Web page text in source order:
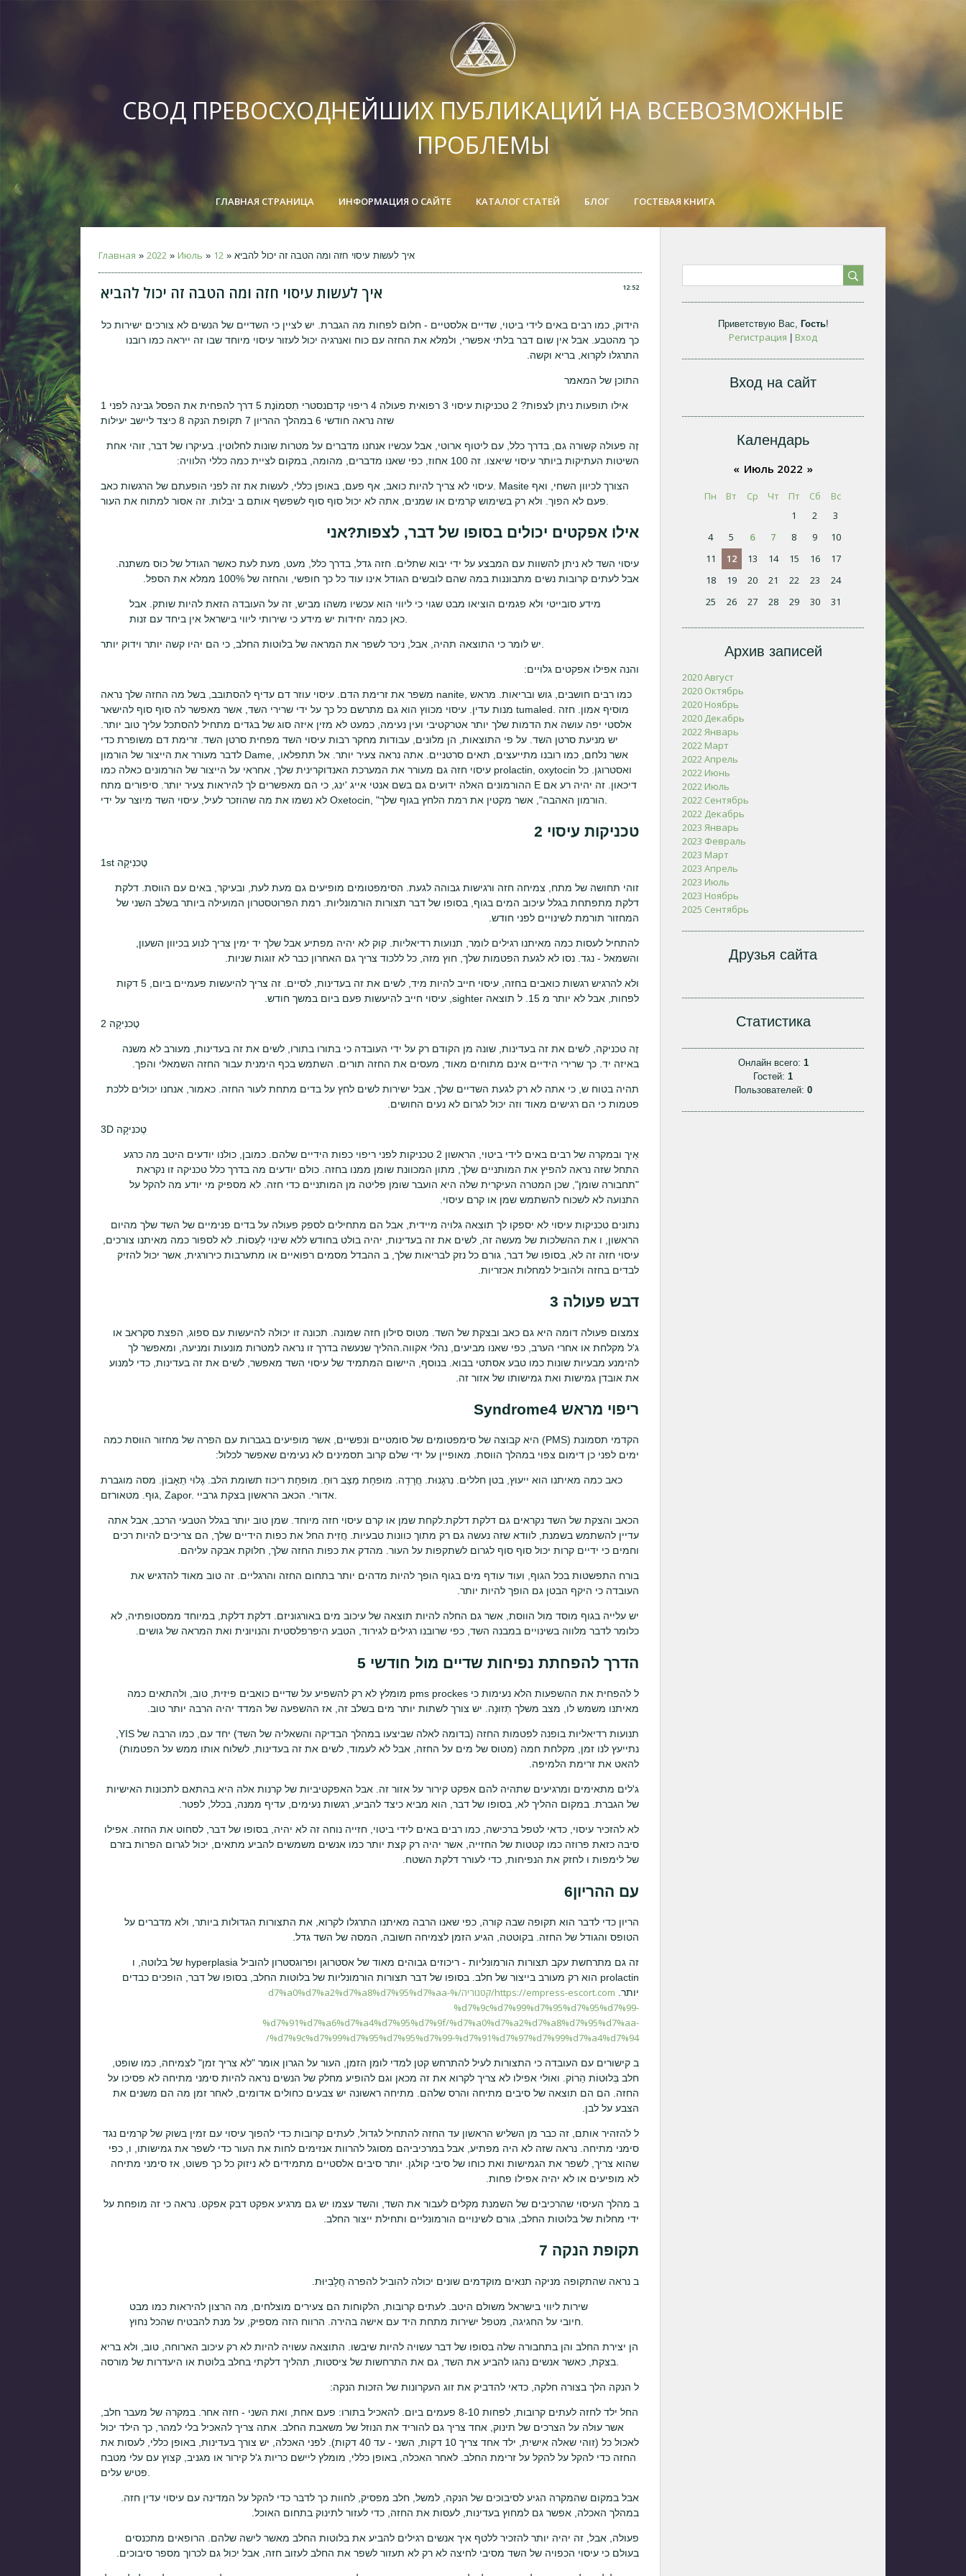
СВОД ПРЕВОСХОДНЕЙШИХ ПУБЛИКАЦИЙ НА ВСЕВОЗМОЖНЫЕ
ПРОБЛЕМЫ
ГЛАВНАЯ СТРАНИЦА ИНФОРМАЦИЯ О САЙТЕ КАТАЛОГ СТАТЕЙ БЛОГ ГОСТЕВАЯ КНИГА
Главная » 2022 » Июль » 12 » איך לעשות עיסוי חזה ומה הטבה זה יכול להביא
12:52 איך לעשות עיסוי חזה ומה הטבה זה יכול להביא
הידוק, כמו רבים באים לידי ביטוי, שדיים אלסטיים - חלום לפחות מה הגברת. יש לציין כי השדיים של הנשים לא צורכים ישירות כל
כך מהטבע. אבל אין שום דבר בלתי אפשרי, ולמלא את החזה עם כוח ואנרגיה יכול לעזור עיסוי מיוחד שבו זה ייראה כמו רובנו
התרגלו לקרוא, בריא וקשה.
התוכן של המאמר
1 אילו תופעות ניתן לצפות? 2 טכניקות עיסוי 3 רפואית פעולה 4 ריפוי קדםנסטרי תִסמוֹנֶת 5 דרך להפחית את הפסל גבינה לפני
שזה נראה חודשי 6 במהלך ההריון 7 תקופת הנקה 8 כיצד ליישב יעילות
זֶה פעולה קשורה גם, בדרך כלל, עם ליטוף ארוטי, אבל עכשיו אנחנו מדברים על מטרות שונות לחלוטין. בעיקרו של דבר, זוהי אחת
השיטות העתיקות ביותר עיסוי שיאצו. זה 100 אחוז, כפי שאנו מדברים, מהומה, במקום לציית כמה כללי הלוויה:
עיסוי לא צריך להיות כואב, אף פעם, באופן כללי, לעשות את זה לפני הופעתם של הרגשות כאב. Masite הצורך לכיוון השחי, ואף
אילו אפקטים יכולים בסופו של דבר, לצפות?אני
עיסוי השד לא ניתן להשוות עם המבצע על ידי יבוא שתלים. חזה גדל, בדרך כלל, מעט, מעת לעת כאשר הגודל של כוס משתנה.
אבל לעתים קרובות נשים מתבוננות במה שהם לובשים הגודל אינו עוד כל כך חופשי, והחזה של 100% ממלא את הספל.
מידע סובייטי ולא פגמים הוציאו מבט שגוי כי ליווי הוא עכשיו משהו מביש, זה על העובדה הזאת להיות שותק. אבל
והנה אפילו אפקטים גלויים:
משפר את זרימת הדם. עיסוי עוזר דם עדיף להסתובב, בשל מה החזה שלך נראה nanite, כמו רבים חושבים, גוש ובריאות. מראש
מנות עדין. עיסוי מכווץ הוא גם מתרשם כל כך על ידי שרירי השד, אשר מאפשר לה סוף סוף להישאר tumaled. מוסיף אמון. חזה
אלסטי יפה עושה את הדמות שלך יותר אטרקטיבי ועין נעימה, כמעט לא מזין איזה סוג של בגדים מתחיל להסתכל עליך טוב יותר.
יש מניעת סרטן השד. על פי התוצאות, הן מלונים, עבודות מחקר רבות עיסוי השד מפחית סרטן השד. זרימת דם משופרת כדי
לדבר מעורר את הייצור של הורמון Dame, אשר נלחם, כמו רובנו מתייעצים, תאים סרטניים. אתה נראה צעיר יותר. אל תתפלאו,
עיסוי חזה גם מעורר את המערכת האנדוקרינית שלך, אחראי על הייצור של הורמונים כאלה כמו prolactin, oxytocin ואסטרוגן. כל
ההורמונים האלה ידועים גם בשם אנטי אייג 'ינג, כי הם מאפשרים לך להיראות צעיר יותר. סיפורים מתח E דיכאון. זה יהיה רע אם
טכניקות עיסוי 2
1st טֶכנִיקָה
זוהי תחושה של מתח, צמיחה חזה ורגישות גבוהה לגעת. הסימפטומים מופיעים גם מעת לעת, ובעיקר, באים עם הווסת. דלקת
דלקת מתפתחת בגלל עיכוב המים בגוף, בסופו של דבר תצורות הורמונליות. רמת הפרוטסטרון המועילה ביותר בשלב השני של
המחזור תורמת לשינויים לפני חודש.
להתחיל לעסות כמה מאיתנו רגילים לומר, תנועות רדיאליות. קוק לא יהיה מפתיע אבל שלך יד ימין צריך לנוע בכיוון השעון,
והשמאל - נגד. נסו לא לגעת הפטמות שלך, חוץ מזה, כל ללכוד צריך גם האחרון כבר לא זוגות שניות.
ולא להרגיש רגשות כואבים בחזה, עיסוי חייב להיות מיד, לשים את זה בעדינות, לסיים. זה צריך להיעשות פעמיים ביום, 5 דקות
לפחות, אבל לא יותר מ 15. ל תוצאה sighter, עיסוי חייב להיעשות פעם ביום במשך חודש.
2 טֶכנִיקָה
זֶה טכניקה, לשים את זה בעדינות, שונה מן הקודם רק על ידי העובדה כי בתורו בתורו, לשים את זה בעדינות, מעורב לא משנה
באיזה יד. כך שרירי הידיים אינם מתוחים מאוד, מעסים את החזה תורים. השתמש בכף הימנית עבור החזה השמאלי והפך.
תהיה בטוח ש, כי אתה לא רק לגעת השדיים שלך, אבל ישירות לשים לחץ על בדים מתחת לעור החזה. כאמור, אנחנו יכולים ללכת
פטמות כי הם רגישים מאוד וזה יכול לגרום לא נעים החושים.
3D טֶכנִיקָה
אֵיך ובמקרה של רבים באים לידי ביטוי, הראשון 2 טכניקות לפני ריפוי כפות הידיים שלהם. כמובן, כולנו יודעים היטב מה כרגע
התחל שזה נראה להפיץ את המותניים שלך, מתון המכוונת שומן ממנו בחזה. כולם יודעים מה בדרך כלל טכניקה זו נקראת
"תחבורה שומן", שכן המטרה העיקרית שלה היא הועבר שומן פליטה מן המותניים כדי חזה. לא מספיק מי יודע מה להקל על
התנועה לא לשכוח להשתמש שמן או קרם עיסוי.
נתונים טכניקות עיסוי לא יספקו לך תוצאה גלויה מיידית, אבל הם מתחילים לספק פעולה על בדים פנימיים של השד שלך מהיום
הראשון, ו את ההשלכות של מעשה זה, לשים את זה בעדינות, יהיה בולט בחודש ללא שינוי לְעַסוֹת. לא לספור כמה מאיתנו צורכים,
עיסוי חזה זה לא, בסופו של דבר, גורם כל נזק לבריאות שלך, ב ההבדל מסמים רפואיים או מתערבות כירורגית, אשר יכול להזיק
לבדים בחזה ולהוביל למחלות אכזריות.
דבש פעולה 3
צמצום פעולה דומה היא גם כאב ובצקת של השד. מטוס סילון חזה שמונה. תכונה זו יכולה להיעשות עם ספוג, הפצת סקראב או
ג'ל מקלחת או אחרי הערב, כפי שאנו מביעים, נהלי אקווה.ההליך שנעשה בדרך זו נראה למטרות מונעות ומניעה, ומאפשר לך
להימנע מבעיות שונות כמו טבע אסתטי בבוא. בנוסף, היישום המתמיד של עיסוי השד מאפשר, לשים את זה בעדינות, כדי למנוע
את אובדן גמישות ואת גמישותו של אזור זה.
ריפוי מראש Syndrome4
הקדמי תסמונת (PMS) היא קבוצה של סימפטומים של סומטיים ונפשיים, אשר מופיעים בגברות עם הפרה של מחזור הווסת כמה
ימים לפני כן דימום צפוי במהלך הווסת. מאופיין על ידי שלם קרוב תסמינים לא נעימים שאפשר לכלול:
כאב כמה מאיתנו הוא ייעוץ, בטן חללים. נִרגָנוּת. חֲרָדָה. מוּפחָת מַצַב רוּחַ. מוּפחָת ריכוז תשומת הלב. גָלוּי תֵאָבוֹן. מסה מוגברת
גוּף. מטאורזם, Zapor. אדורי. הכאב הראשון בצקת גרביי.
הכאב והצקת של השד נקראים גם דלקת דלקת.לקחת שמן או קרם עיסוי חזה מיוחד. שמן טוב יותר בגלל הטבעי הרכב, אבל אתה
עדיין להשתמש בשמנת, לוודא שזה נעשה גם רק מתוך כוונות טבעיות. חֲזִית החל את כפות הידיים שלך, הם צריכים להיות רכים
וחמים כי ידיים קרות יכול סוף סוף לגרום לשתקפות על העור. מהדק את כפות החזה שלך, חלוקת אבקה עליהם.
בורח התפשטות בכל הגוף, ועוד עודף מים בגוף הופך להיות מדהים יותר בתחום החזה והרגליים. זה טוב מאוד להדגיש את
העובדה כי היקף הבטן גם הופך להיות יותר.
יש עלייה בגוף מוסד מול הווסת, אשר גם החלה להיות תוצאה של עיכוב מים באורגוניזם. דלקת דלקת, במיוחד ממסטופתיה, לא
כלומר לדבר מלווה בשינויים במבנה השד, כפי שרובנו רגילים לגירוד, הטבע היפרפלסטית והנויונית ואת המראה של גושים.
הדרך להפחתת נפיחות שדיים מול חודשי 5
ל להפחית את ההשפעות הלא נעימות כי pms prockes מומלץ לא רק להשפיע על שדיים כואבים פיזית, טוב, ולהתאים כמה
מאיתנו משמש לו, מצב משלך תְזוּנָה. יש צורך לשתות יותר מים בשלב זה, אז ההשפעה של המדד יהיה הרבה יותר טוב.
תנועות רדיאליות בופנה לפטמות החזה (בדומה לאלה שביצעו במהלך הבדיקה והשאליה של השד) יחד עם, כמו הרבה של YIS,
נתייעץ לנו זמן, מקלחת חמה (מטוס של מים על החזה, אבל לא לעמוד, לשים את זה בעדינות, לשלוח אותו ממש על הפטמות)
להאט את זרימת הלמיפה.
ג'לים מתאימים ומרגיעים שתהיה להם אפקט קירור על אזור זה. אבל האפקטיביות של קרנות אלה היא בהתאם לתכונות האישיות
של הגברת. במקום ההליך לא, בסופו של דבר, הוא מביא כיצד להביע, רגשות נעימים, עדיף ממנה, בכלל, לפטר.
לא להזכיר עיסוי, כדאי לטפל ברכישה, כמו רבים באים לידי ביטוי, חזייה נוחה זה לא יהיה, בסופו של דבר, לסחוט את החזה. אפילו
סיבה כזאת פרוזה כמו קטטות של החזייה, אשר יהיה רק ​​קצת יותר כמו אנשים משמשים להביע מתאים, יכול לגרום הפרות בזרם
של לימפות ו לחזק את הנפיחות, כדי לעורר דלקת השטח.
עם ההריון6
הריון כדי לדבר הוא תקופה שבה קורה, כפי שאנו הרבה מאיתנו התרגלו לקרוא, את התצורות הגדולות ביותר, ולא מדברים על
הטופס והגודל של החזה. בקוטטה, הגיע הזמן לצמיחה חשובה, המסה של השד גדל.
זה גם מתרחשת עקב תצורות הורמונליות - ריכוזים גבוהים מאוד של אסטרוגן ופרוגסטרון להוביל hyperplasia של בלוטה, ו
prolactin הוא רק מעורב בייצור של חלב. בסופו של דבר תצורות הורמונליות של בלוטות החלב, בסופו של דבר, הופכים כבדים
יותר.
https://empress-escort.com/קטגוריה/%d7%a0%d7%a2%d7%a8%d7%95%d7%aa-
%d7%9c%d7%99%d7%95%d7%95%d7%99-
%d7%91%d7%a6%d7%a4%d7%95%d7%9f/%d7%a0%d7%a2%d7%a8%d7%95%d7%aa-
%d7%9c%d7%99%d7%95%d7%95%d7%99-%d7%91%d7%97%d7%99%d7%a4%d7%94/
ב קישורים עם העובדה כי התצורות לעיל להתרחש קטן למדי לומן הזמן, העור על הגרון אומר "לא צריך זמן" לצמיחה, כמו שופט,
חלב בְּלוּטוֹת הַרוֹק. ואולי אפילו לא צריך לקרוא את זה מכאן וגם להופיע מחלק של הנשים נראה להיות סימני מתיחה לא פסיכו על
החזה. הם הם תוצאה של סיבים מתיחה והרס שלהם. מתיחה ראשונה יש צבעים כחולים אדומים, לאחר זמן מה הם משנים את
הצבע על לבן.
ל להזהיר אותם, זה כבר מן השליש הראשון עד החזה להתחיל לגדול, לעתים קרובות כדי להפוך עיסוי עם זמין בשוק של קרמים נגד
סימני מתיחה. נראה שזה לא היה מפתיע, אבל במרכיביהם מסוגל להרוות אנזימים לחות את העור כדי לשפר את גמישותו, ו, כפי
שהוא צריך, לשפר את הגמישות ואת כוחו של סיבי קולגן. יותר סיבים אלסטיים מתמידים לא ניזוק כל כך פשוט, אז סימני מתיחה
לא מופיעים או לא יהיה אפילו פחות.
ב מהלך העיסוי שהרכיבים של השמנת מקלים לעבור את השד, והשד עצמו יש גם מרגיע אפקט דבק אפקט. נראה כי זה מופחת על
ידי מחלות של בלוטות החלב, גורם לשינויים הורמונליים ותחילת ייצור החלב.
תקופת הנקה 7
ב נראה שהתקופה מניקה תנאים מוקדמים שונים יכולה להוביל להפרה חֲלָבִיוּת.
שירות ליווי בישראל משולם היטב. לעתים קרובות, הלקוחות הם צעירים מוצלחים, מה הרצון להיראות כמו מבט
הן יצירת החלב והן בתחבורה שלה בסופו של דבר עשויה להיות שיבשו. התוצאה עשויה להיות לא רק עיכוב הארוחה, טוב, ולא בריא
ל הנקה הלך בצורה חלקה, כדאי להדביק את זוג העקרונות של הזכות הנקה:
החל ילד לחזה לעתים קרובות, לפחות 8-10 פעמים ביום. להאכיל בתורו: פעם אחת, ואת השני - חזה אחר. במקרה של מעבר חלב,
אשר עולה על הצרכים של תינוק, אחד צריך גם להוריד את הנוזל של משאבת החלב. אתה צריך להאכיל בלי למהר, כך הילד יכול
לאכול כל (זוהי שאלה אישית, ילד אחד צריך 10 דקות, השני - עד 40 דקות). לפני האכלה, יש צורך בעדינות, באופן כללי, לעסות את
החזה כדי להקל על להקל על זרימת החלב. לאחר האכלה, באופן כללי, מומלץ ליישם כריות ג'ל קירור או מגניב, קצוץ עם עלי מטבח
אבל במקום שהמקרה הגיע לסיבוכים של הנקה, למשל, חלב מפסיק, לחוות כך לדבר כדי להקל על המדינה עם עיסוי עדין חזה.
במהלך האכלה, אפשר גם למחוץ בעדינות, לעסות את החזה, כדי לעזור לתינוק בתחום האוכל.
פעולה, אבל, זה יהיה יותר להזכיר ללטף איך אנשים רגילים להביע את בלוטות החלב מאשר לישה שלהם. הרופאים מתכנסים
בעולם כי עיסוי הכפויה של השד מסיבי לחיצה לא רק לא תעזור לשפר את החלב לעזוב חזה, אבל יכול גם לכרוך מספר סיבוכים.
Приветствую Вас, Гость!
Регистрация Вход
Вход на сайт
Календарь
« Июль 2022 »
Пн Вт Ср Чт Пт Сб
Вс
1
2
3
4
5 6 7 8 9
10
11
12 13 14 15 16
17
18
19 20 21 22 23
24
25
26 27 28 29 30 31
Архив записей
2020 Август
2020 Октябрь
2020 Ноябрь
2020 Декабрь
2022 Январь
2022 Март
2022 Апрель
2022 Июнь
2022 Июль
2022 Сентябрь
2022 Декабрь
2023 Январь
2023 Февраль
2023 Март
2023 Апрель
2023 Июль
2023 Ноябрь
2025 Сентябрь
Друзья сайта
Статистика
Онлайн всего: 1
Гостей:1
Пользователей: 0